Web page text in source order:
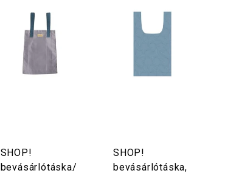
SHOP!
bevásárlótáska/
SHOP!
bevásárlótáska,